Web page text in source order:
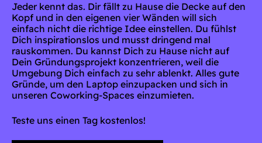
Jeder kennt das. Dir fällt zu Hause die Decke auf den
Kopf und in den eigenen vier Wänden will sich
einfach nicht die richtige Idee einstellen. Du fühlst
Dich inspirationslos und musst dringend mal
rauskommen. Du kannst Dich zu Hause nicht auf
Dein Gründungsprojekt konzentrieren, weil die
Umgebung Dich einfach zu sehr ablenkt. Alles gute
Gründe, um den Laptop einzupacken und sich in
unseren Coworking-Spaces einzumieten.
Teste uns einen Tag kostenlos!